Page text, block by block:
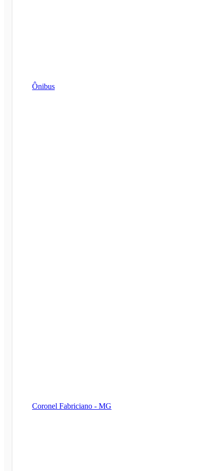
Ônibus
Coronel Fabriciano - MG